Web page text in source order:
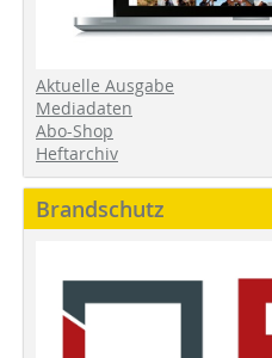
Aktuelle Ausgabe
Mediadaten
Abo-Shop
Heftarchiv
Brandschutz